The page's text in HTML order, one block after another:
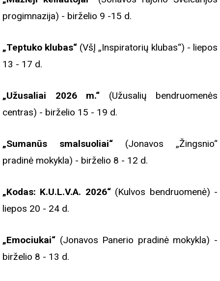
progimnazija) - birželio 9 -15 d.
„Teptuko klubas“ (VšĮ „Inspiratorių klubas“) - liepos
13 - 17 d.
„Užusaliai 2026 m.“ (Užusalių bendruomenės
centras) - birželio 15 - 19 d.
„Sumanūs smalsuoliai“ (Jonavos „Žingsnio“
pradinė mokykla) - birželio 8 - 12 d.
„Kodas: K.U.L.V.A. 2026“(Kulvos bendruomenė) -
liepos 20 - 24 d.
„Emociukai“ (Jonavos Panerio pradinė mokykla) -
birželio 8 - 13 d.